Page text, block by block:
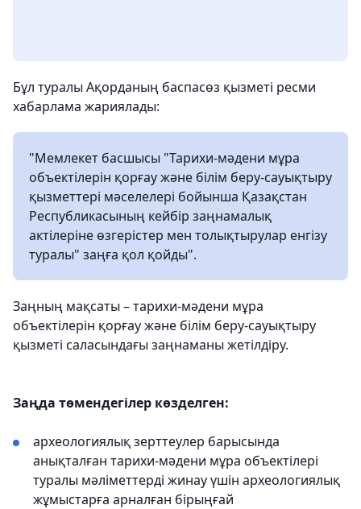
Бұл туралы Ақорданың баспасөз қызметі ресми
хабарлама жариялады:
"Мемлекет басшысы "Тарихи-мәдени мұра
объектілерін қорғау және білім беру-сауықтыру
қызметтері мәселелері бойынша Қазақстан
Республикасының кейбір заңнамалық
актілеріне өзгерістер мен толықтырулар енгізу
туралы" заңға қол қойды".
Заңның мақсаты – тарихи-мәдени мұра
объектілерін қорғау және білім беру-сауықтыру
қызметі саласындағы заңнаманы жетілдіру.
Заңда төмендегілер көзделген:
археологиялық зерттеулер барысында
анықталған тарихи-мәдени мұра объектілері
туралы мәліметтерді жинау үшін археологиялық
жұмыстарға арналған бірыңғай